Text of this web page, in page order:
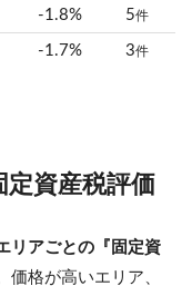
-1.8% 5件
-1.7% 3件
資産税評価
リアごとの『固定資
価格が高いエリア、